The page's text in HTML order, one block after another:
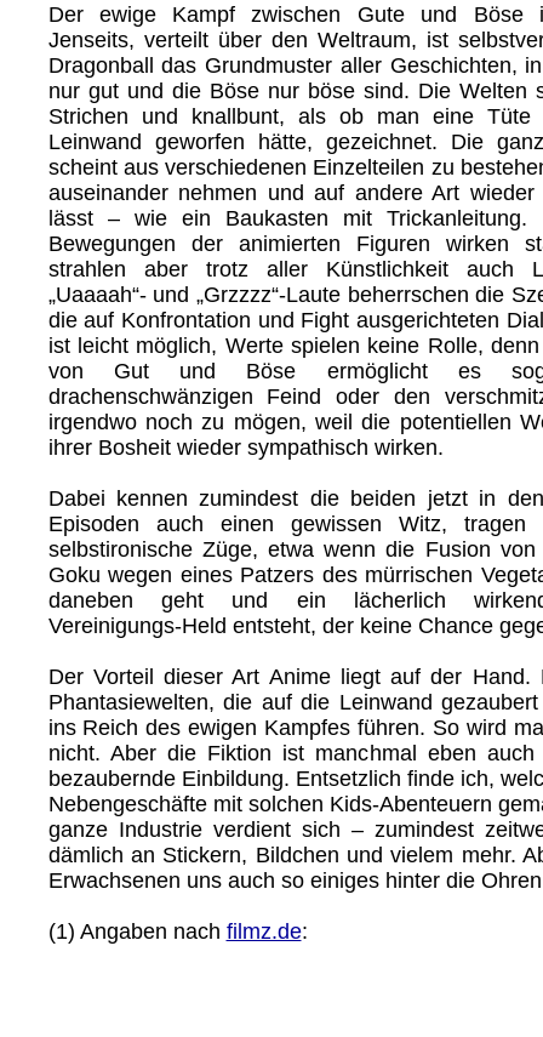
Der ewige Kampf zwischen Gute und Böse
Jenseits, verteilt über den Weltraum, ist
Dragonball das Grundmuster aller Geschichten,
nur gut und die Böse nur böse sind. Die Welten
Strichen und knallbunt, als ob man eine Tüte
Leinwand geworfen hätte, gezeichnet. Die
scheint aus verschiedenen Einzelteilen zu
auseinander nehmen und auf andere Art wieder
lässt – wie ein Baukasten mit Trickanleitung.
Bewegungen der animierten Figuren wirken
strahlen aber trotz aller Künstlichkeit auch
„Uaaaah“- und „Grzzzz“-Laute beherrschen die
die auf Konfrontation und Fight ausgerichteten
ist leicht möglich, Werte spielen keine Rolle,
von Gut und Böse ermöglicht es
drachenschwänzigen Feind oder den
irgendwo noch zu mögen, weil die potentiellen
ihrer Bosheit wieder sympathisch wirken.
Dabei kennen zumindest die beiden jetzt in
Episoden auch einen gewissen Witz, tragen
selbstironische Züge, etwa wenn die Fusion
Goku wegen eines Patzers des mürrischen
daneben geht und ein lächerlich
Vereinigungs-Held entsteht, der keine Chance
Der Vorteil dieser Art Anime liegt auf der Hand.
Phantasiewelten, die auf die Leinwand
ins Reich des ewigen Kampfes führen. So wird
nicht. Aber die Fiktion ist manchmal eben
bezaubernde Einbildung. Entsetzlich finde ich,
Nebengeschäfte mit solchen Kids-Abenteuern
ganze Industrie verdient sich – zumindest
dämlich an Stickern, Bildchen und vielem mehr.
Erwachsenen uns auch so einiges hinter die
(1) Angaben nach filmz.de: